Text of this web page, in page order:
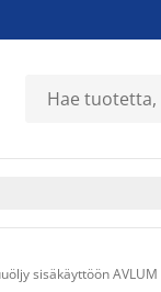
sisäkäyttöön